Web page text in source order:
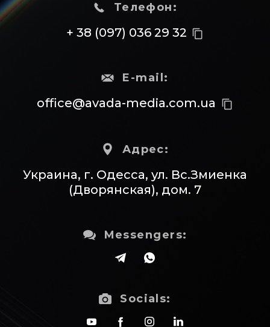
Телефон:
+ 38 (097) 036 29 32 content_copy
E-mail:
office@avada-media.com.ua content_copy
Адрес:
Украина, г. Одесса, ул. Вс.Змиенка
(Дворянская), дом. 7
Messengers:
Socials: